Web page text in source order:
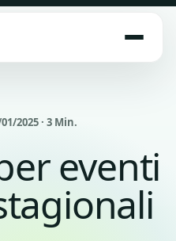
2025 · 3 Min.
eventi